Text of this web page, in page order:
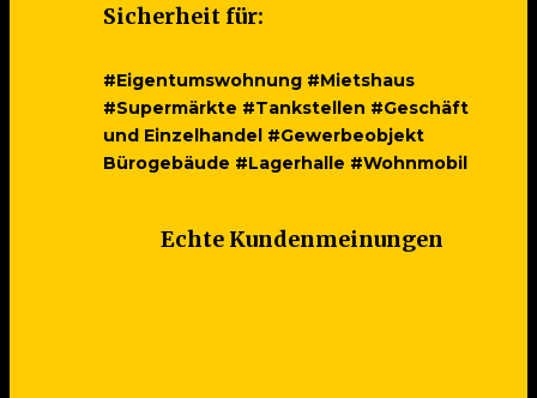
Sicherheit für:
#Eigentumswohnung #Mietshaus
#Supermärkte #Tankstellen #Geschäft
und Einzelhandel #Gewerbeobjekt
Bürogebäude #Lagerhalle #Wohnmobil
Echte Kundenmeinungen